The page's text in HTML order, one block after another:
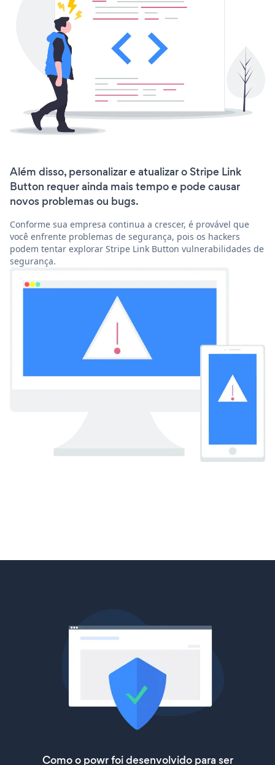
Além disso, personalizar e atualizar o Stripe Link
Button requer ainda mais tempo e pode causar
novos problemas ou bugs.
Conforme sua empresa continua a crescer, é provável que
você enfrente problemas de segurança, pois os hackers
podem tentar explorar Stripe Link Button vulnerabilidades de
segurança.
Como o powr foi desenvolvido para ser